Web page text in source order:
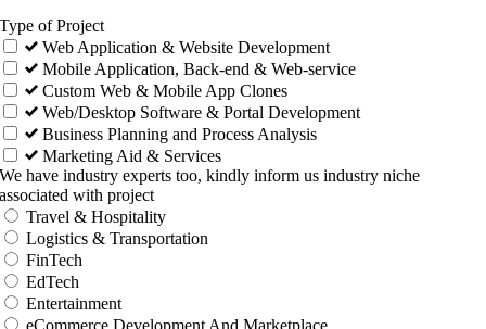
Type of Project
Web Application & Website Development
Mobile Application, Back-end & Web-service
Custom Web & Mobile App Clones
Web/Desktop Software & Portal Development
Business Planning and Process Analysis
Marketing Aid & Services
We have industry experts too, kindly inform us industry niche
associated with project
Travel & Hospitality
Logistics & Transportation
FinTech
EdTech
Entertainment